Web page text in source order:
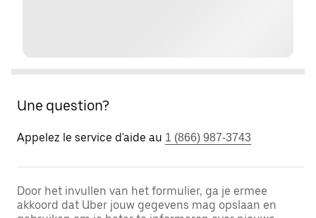
Une question?
Appelez le service d'aide au 1 (866) 987-3743
Door het invullen van het formulier, ga je ermee
akkoord dat Uber jouw gegevens mag opslaan en